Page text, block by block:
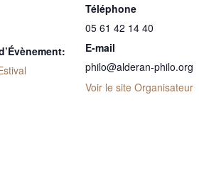
Téléphone
05 61 42 14 40
E-mail
philo@alderan-philo.org
Voir le site Organisateur